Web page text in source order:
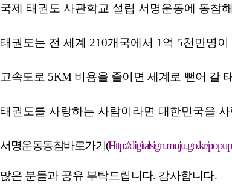
국제 태권도 사관학교 설립 서명운동에 동참
태권도는 전 세계 210개국에서 1 억 5천만명
고속도로 5KM 비용을 줄이면 세계로 뻗어 갈
태권도를 사랑하는 사람이라면 대한민국을
서명운동동참바로가기(Http://digitalsign.muju.go.kr/
많은 분들과 공유 부탁드립니다. 감사합니다.